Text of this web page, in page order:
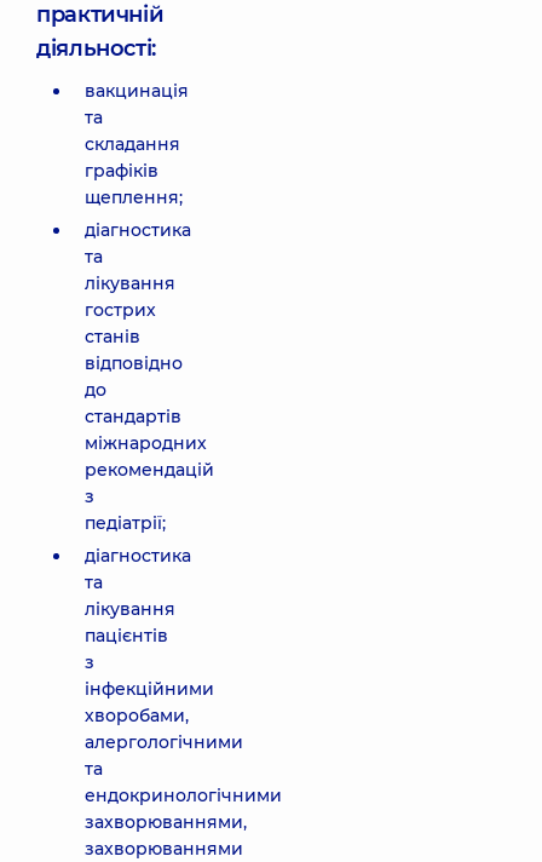
практичній
діяльності:
вакцинація
та
складання
графіків
щеплення;
діагностика
та
лікування
гострих
станів
відповідно
до
стандартів
міжнародних
рекомендацій
з
педіатрії;
діагностика
та
лікування
пацієнтів
з
інфекційними
хворобами,
алергологічними
та
ендокринологічними
захворюваннями,
захворюваннями